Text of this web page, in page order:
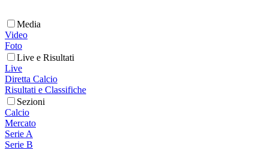
Media
Video
Foto
Live e Risultati
Live
Diretta Calcio
Risultati e Classifiche
Sezioni
Calcio
Mercato
Serie A
Serie B